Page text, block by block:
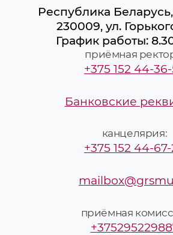
Республика
230009, ул.
График работы:
приёмная
+375 152 44-
Банковские
канцелярия:
+375 152 44-
приёмная